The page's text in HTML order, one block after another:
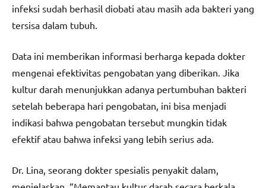
infeksi sudah berhasil diobati atau masih ada bakteri yang
tersisa dalam tubuh.
Data ini memberikan informasi berharga kepada dokter
mengenai efektivitas pengobatan yang diberikan. Jika
kultur darah menunjukkan adanya pertumbuhan bakteri
setelah beberapa hari pengobatan, ini bisa menjadi
indikasi bahwa pengobatan tersebut mungkin tidak
efektif atau bahwa infeksi yang lebih serius ada.
Dr. Lina, seorang dokter spesialis penyakit dalam,